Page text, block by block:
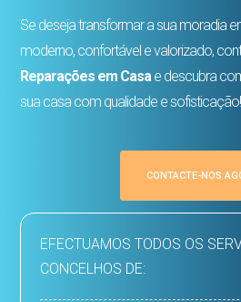
Se deseja transformar a sua moradia
moderno, confortável e valorizado,
Reparações em Casae descubra
sua casa com qualidade e sofisticação!
CONTACTE-NOS
EFECTUAMOS TODOS OS
CONCELHOS DE: